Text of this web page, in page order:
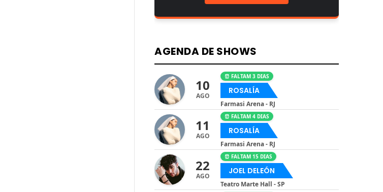
AGENDA DE SHOWS
10
AGO
⏰ FALTAM 3 DIAS
ROSALÍA
Farmasi Arena - RJ
11
AGO
⏰ FALTAM 4 DIAS
ROSALÍA
Farmasi Arena - RJ
22
AGO
⏰ FALTAM 15 DIAS
JOEL DELEÓN
Teatro Marte Hall - SP